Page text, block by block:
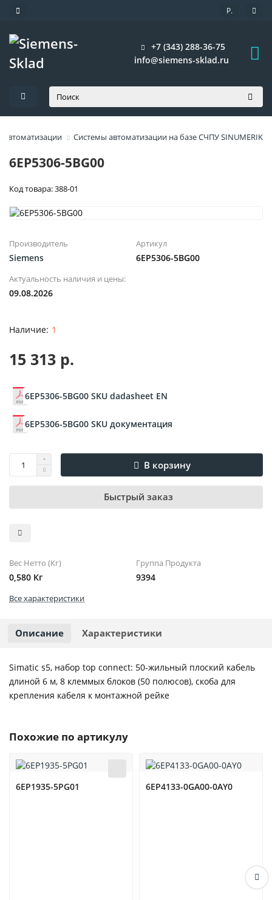
Р.
+7 (343) 288-36-75
info@siemens-sklad.ru
автоматизации Системы автоматизации на базе СЧПУ SINUMERIK
6EP5306-5BG00
Код товара: 388-01
Производитель
Siemens
Артикул
6EP5306-5BG00
Актуальность наличия и цены:
09.08.2026
1
15 313 р.
6EP5306-5BG00 SKU dadasheet EN
6EP5306-5BG00 SKU документация
В корзину
Быстрый заказ
Вес Нетто (Кг)
0,580 Кг
Группа Продукта
9394
Все характеристики
Описание Характеристики
Simatic s5, набор top connect: 50-жильный плоский кабель
длиной 6 м, 8 клеммых блоков (50 полюсов), скоба для
крепления кабеля к монтажной рейке
Похожие по артикулу
6EP1935-5PG01 6EP4133-0GA00-0AY0